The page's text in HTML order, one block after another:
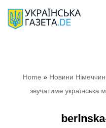
Перейти
Home » Новини
звучатиме українська